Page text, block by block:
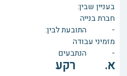
בעניין שבין:
חברת בנייה
- התובעת לבין:
מזמיני עבודה
- הנתבעים
א. רקע